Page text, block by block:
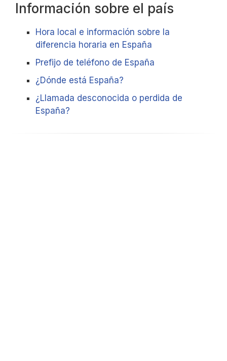
Información sobre el país
Hora local e información sobre la
diferencia horaria en España
Prefijo de teléfono de España
¿Dónde está España?
¿Llamada desconocida o perdida de
España?